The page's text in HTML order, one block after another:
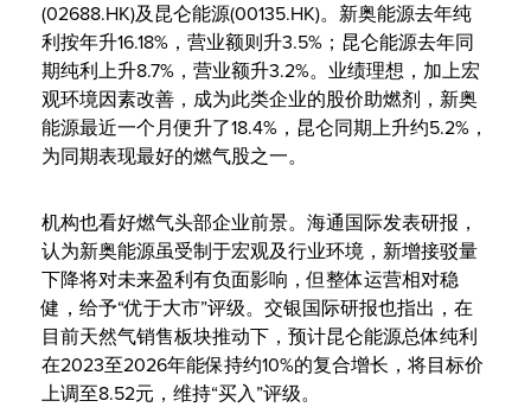
(02688.HK)及昆仑能源(00135.HK)。新奥能源去年纯
利按年升16.18%，营业额则升3.5%；昆仑能源去年同
期纯利上升8.7%，营业额升3.2%。业绩理想，加上宏
观环境因素改善，成为此类企业的股价助燃剂，新奥
能源最近一个月便升了18.4%，昆仑同期上升约5.2%，
为同期表现最好的燃气股之一。
机构也看好燃气头部企业前景。海通国际发表研报，
认为新奥能源虽受制于宏观及行业环境，新增接驳量
下降将对未来盈利有负面影响，但整体运营相对稳
健，给予“优于大市”评级。交银国际研报也指出，在
目前天然气销售板块推动下，预计昆仑能源总体纯利
在2023至2026年能保持约10%的复合增长，将目标价
上调至8.52元，维持“买入”评级。